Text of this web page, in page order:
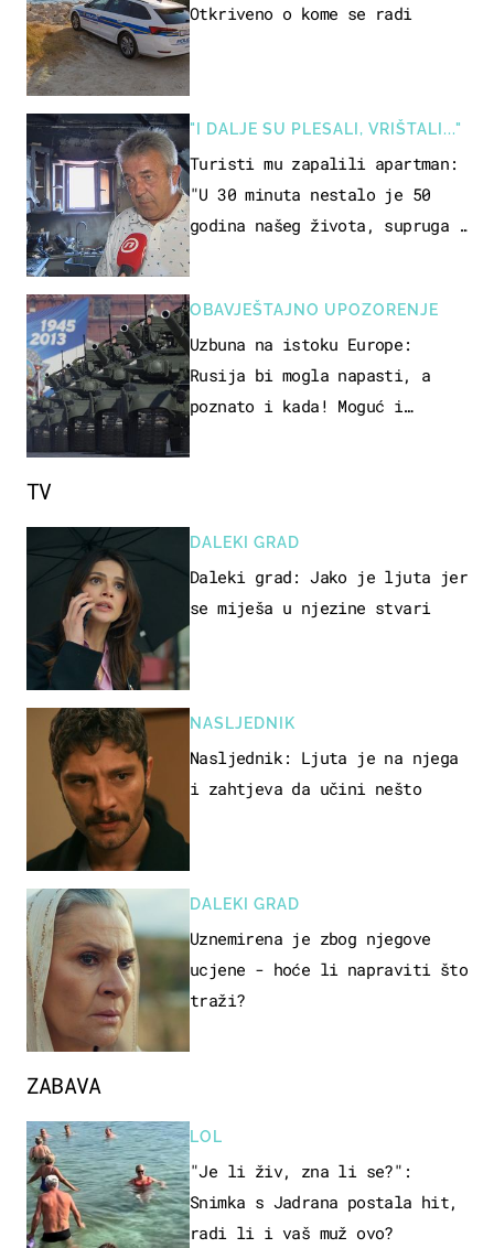
Otkriveno o kome se radi
"I DALJE SU PLESALI, VRIŠTALI..."
Turisti mu zapalili apartman:
"U 30 minuta nestalo je 50
godina našeg života, supruga i
OBAVJEŠTAJNO UPOZORENJE
Uzbuna na istoku Europe:
Rusija bi mogla napasti, a
poznato i kada! Moguć i
ZABAVA
LOL
"Je li živ, zna li se?":
Snimka s Jadrana postala hit,
radi li i vaš muž ovo?
TV
DALEKI GRAD
Daleki grad: Jako je ljuta jer
se miješa u njezine stvari
NASLJEDNIK
Nasljednik: Ljuta je na njega
i zahtjeva da učini nešto
DALEKI GRAD
Uznemirena je zbog njegove
ucjene - hoće li napraviti što
traži?